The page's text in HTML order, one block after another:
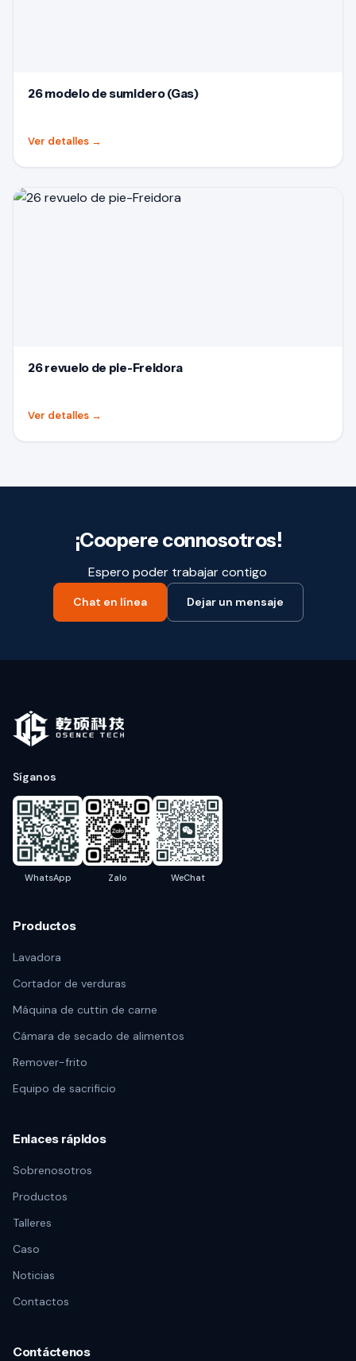
26 modelo de sumidero (Gas)
Ver detalles →
26 revuelo de pie-Freidora
Ver detalles →
¡Coopere connosotros!
Espero poder trabajar contigo
Chat en línea Dejar un mensaje
Síganos
WhatsApp Zalo WeChat
Productos
Lavadora
Cortador de verduras
Máquina de cuttin de carne
Cámara de secado de alimentos
Remover-frito
Equipo de sacrificio
Enlaces rápidos
Sobrenosotros
Productos
Talleres
Caso
Noticias
Contactos
Contáctenos